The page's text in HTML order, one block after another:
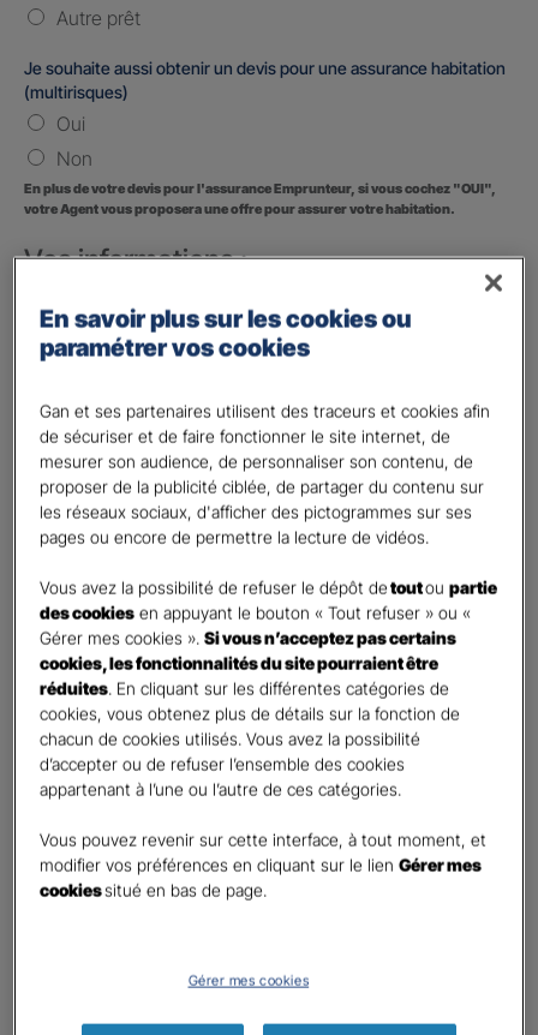
Autre prêt
Je souhaite aussi obtenir un devis pour une assurance habitation
(multirisques)
Oui
Non
En plus de votre devis pour l'assurance Emprunteur, si vous cochez "OUI",
votre Agent vous proposera une offre pour assurer votre habitation.
Vos informations :
Etes-vous déjà client Gan assurances ?*
Oui
Civilité*
Madame
Monsieur
Contact *
First Last
Téléphone*
United
States
+1
E-mail
En cochant cette case et en soumettant ce formulaire,
j'accepte que mes données personnelles soient utilisées
En savoir plus sur les cookies ou
paramétrer vos cookies
Gan et ses partenaires utilisent des traceurs et cookies afin
de sécuriser et de faire fonctionner le site internet, de
mesurer son audience, de personnaliser son contenu, de
proposer de la publicité ciblée, de partager du contenu sur
les réseaux sociaux, d'afficher des pictogrammes sur ses
pages ou encore de permettre la lecture de vidéos.
Vous avez la possibilité de refuser le dépôt detoutoupartie
des cookies en appuyant le bouton « Tout refuser » ou «
Gérer mes cookies ».Si vous n’acceptez pas certains
cookies, les fonctionnalités du site pourraient être
réduites. En cliquant sur les différentes catégories de
cookies, vous obtenez plus de détails sur la fonction de
chacun de cookies utilisés. Vous avez la possibilité
d’accepter ou de refuser l’ensemble des cookies
appartenant à l’une ou l’autre de ces catégories.
Vous pouvez revenir sur cette interface, à tout moment, et
modifier vos préférences en cliquant sur le lienGérer mes
cookiessitué en bas de page.
Gérer mes cookies